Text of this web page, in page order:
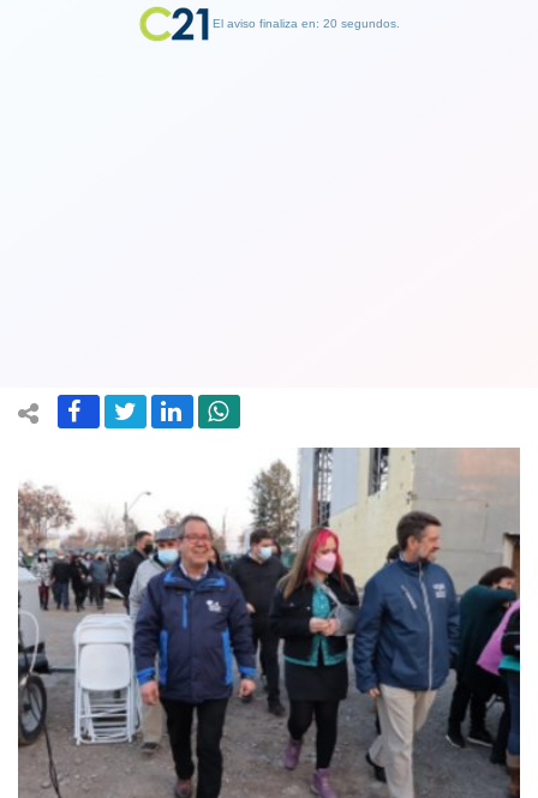
El aviso finaliza en: 19 segundos.